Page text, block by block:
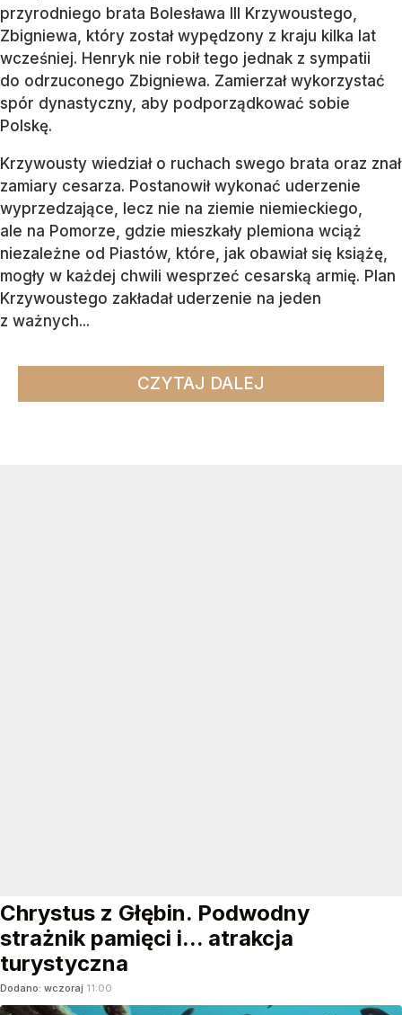
przyrodniego brata Bolesława III Krzywoustego,
Zbigniewa, który został wypędzony z kraju kilka lat
wcześniej. Henryk nie robił tego jednak z sympatii
do odrzuconego Zbigniewa. Zamierzał wykorzystać
spór dynastyczny, aby podporządkować sobie
Polskę.
Krzywousty wiedział o ruchach swego brata oraz znał
zamiary cesarza. Postanowił wykonać uderzenie
wyprzedzające, lecz nie na ziemie niemieckiego,
ale na Pomorze, gdzie mieszkały plemiona wciąż
niezależne od Piastów, które, jak obawiał się książę,
mogły w każdej chwili wesprzeć cesarską armię. Plan
Krzywoustego zakładał uderzenie na jeden
z ważnych...
CZYTAJ DALEJ
Chrystus z Głębin. Podwodny
strażnik pamięci i... atrakcja
turystyczna
Dodano: wczoraj 11:00